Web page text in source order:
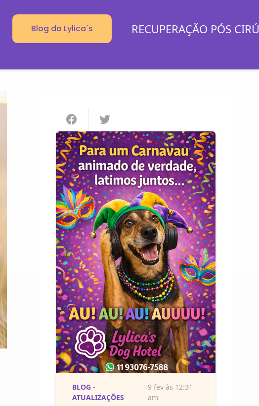
Blog do Lylica´s RECUPERAÇÃO PÓS
BLOG -
ATUALIZAÇÕES
9 fev às 12:31
am